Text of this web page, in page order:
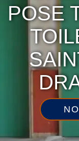
POSE